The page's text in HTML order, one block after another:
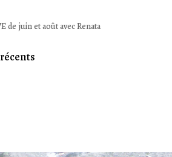
de juin et août avec Renata